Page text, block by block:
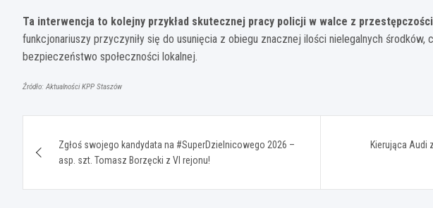
Ta interwencja to kolejny przykład skutecznej pracy policji w walce z
funkcjonariuszy przyczyniły się do usunięcia z obiegu znacznej ilości nielegalnych
bezpieczeństwo społeczności lokalnej.
Źródło: Aktualności KPP Staszów
wpisu
Zgłoś swojego kandydata na #SuperDzielnicowego 2026 –
asp. szt. Tomasz Borzęcki z VI rejonu!
Kierująca Audi